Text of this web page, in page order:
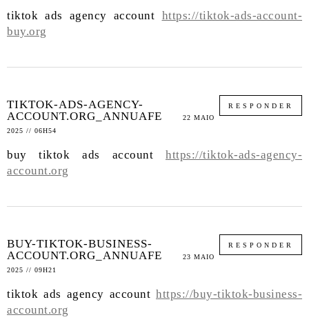
tiktok ads agency account https://tiktok-ads-account-
buy.org
TIKTOK-ADS-AGENCY-
ACCOUNT.ORG_ANNUAFE
22 MAIO
2025 // 06H54
RESPONDER
buy tiktok ads account https://tiktok-ads-agency-
account.org
BUY-TIKTOK-BUSINESS-
ACCOUNT.ORG_ANNUAFE
23 MAIO
2025 // 09H21
RESPONDER
tiktok ads agency account https://buy-tiktok-business-
account.org